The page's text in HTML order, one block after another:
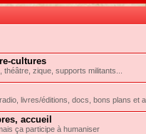
cultures
zique, supports militants...
livres/éditions, docs, bons plans et
accueil
ça participe à humaniser